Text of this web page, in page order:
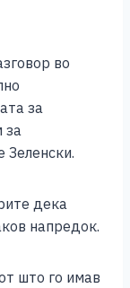
во
за
за
Зеленски.
дека
напредок.
што го имав